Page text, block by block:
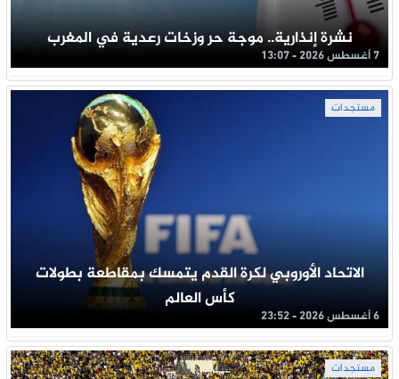
نشرة إنذارية.. موجة حر وزخات رعدية في المغرب
7 أغسطس 2026 - 13:07
مستجدات
الاتحاد الأوروبي لكرة القدم يتمسك بمقاطعة بطولات
كأس العالم
6 أغسطس 2026 - 23:52
مستجدات